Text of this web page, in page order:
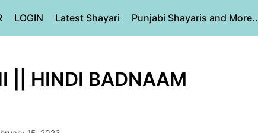
LOGIN Latest Shayari Punjabi Shayaris and More..
|| HINDI BADNAAM